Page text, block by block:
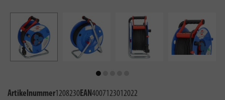
Artikelnummer1208230EAN4007123012022